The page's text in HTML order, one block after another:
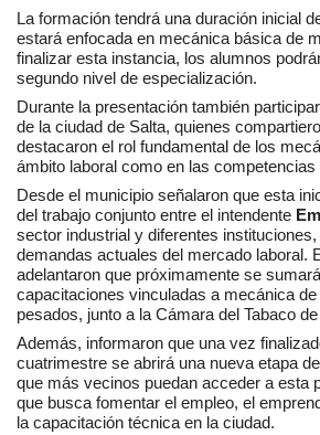
La formación tendrá una duración inicial
estará enfocada en mecánica básica de
finalizar esta instancia, los alumnos
segundo nivel de especialización.
Durante la presentación también
de la ciudad de Salta, quienes
destacaron el rol fundamental de los
ámbito laboral como en las competencias
Desde el municipio señalaron que esta
del trabajo conjunto entre el intendente
sector industrial y diferentes
demandas actuales del mercado laboral.
adelantaron que próximamente se
capacitaciones vinculadas a mecánica
pesados, junto a la Cámara del Tabaco
Además, informaron que una vez
cuatrimestre se abrirá una nueva etapa
que más vecinos puedan acceder a esta
que busca fomentar el empleo, el
la capacitación técnica en la ciudad.